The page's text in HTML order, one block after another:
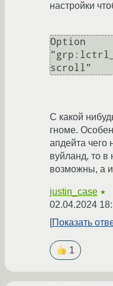
настройки
Option
scroll"
С какой
гноме.
апдейта чего
вуйланд, то в
возможны, а
justin_case ★
02.04.2024
Показать
1